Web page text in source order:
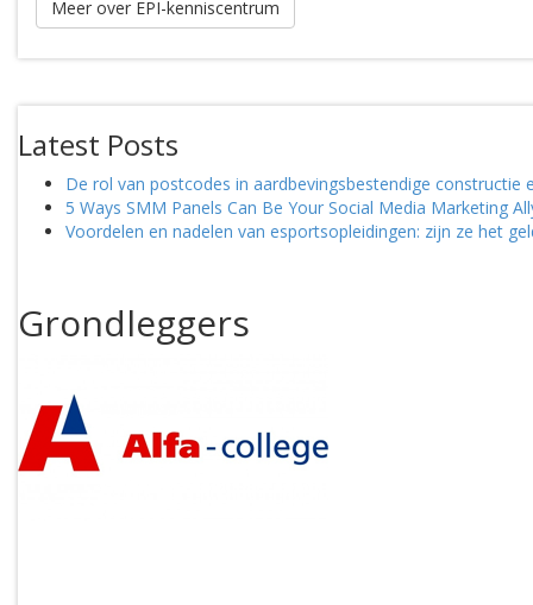
Meer over EPI-kenniscentrum
Latest Posts
De rol van postcodes in aardbevingsbestendige constructie
5 Ways SMM Panels Can Be Your Social Media Marketing
Voordelen en nadelen van esportsopleidingen: zijn ze het
Grondleggers